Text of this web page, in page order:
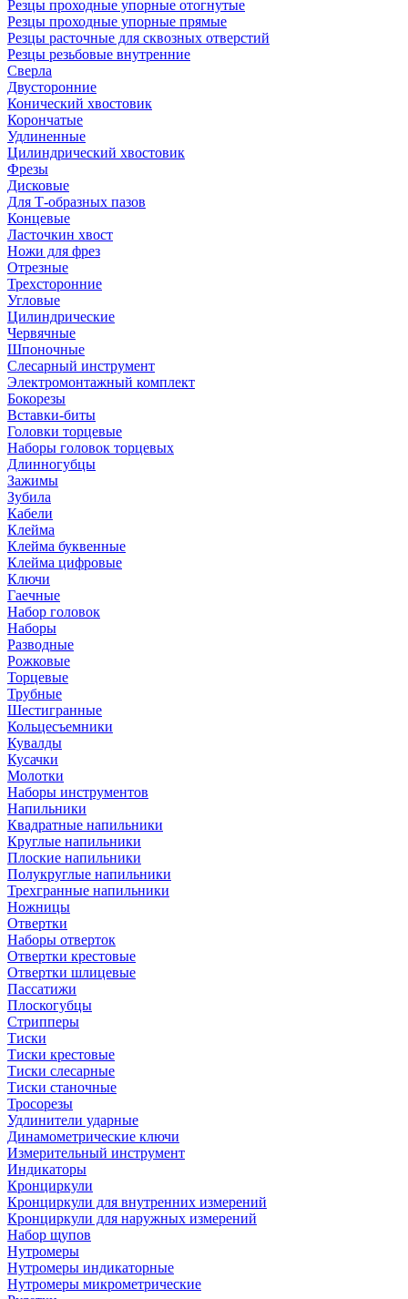
Резцы проходные упорные отогнутые
Резцы проходные упорные прямые
Резцы расточные для сквозных отверстий
Резцы резьбовые внутренние
Сверла
Двусторонние
Конический хвостовик
Корончатые
Удлиненные
Цилиндрический хвостовик
Фрезы
Дисковые
Для Т-образных пазов
Концевые
Ласточкин хвост
Ножи для фрез
Отрезные
Трехсторонние
Угловые
Цилиндрические
Червячные
Шпоночные
Слесарный инструмент
Электромонтажный комплект
Бокорезы
Вставки-биты
Головки торцевые
Наборы головок торцевых
Длинногубцы
Зажимы
Зубила
Кабели
Клейма
Клейма буквенные
Клейма цифровые
Ключи
Гаечные
Набор головок
Наборы
Разводные
Рожковые
Торцевые
Трубные
Шестигранные
Кольцесъемники
Кувалды
Кусачки
Молотки
Наборы инструментов
Напильники
Квадратные напильники
Круглые напильники
Плоские напильники
Полукруглые напильники
Трехгранные напильники
Ножницы
Отвертки
Наборы отверток
Отвертки крестовые
Отвертки шлицевые
Пассатижи
Плоскогубцы
Стрипперы
Тиски
Тиски крестовые
Тиски слесарные
Тиски станочные
Тросорезы
Удлинители ударные
Динамометрические ключи
Измерительный инструмент
Индикаторы
Кронциркули
Кронциркули для внутренних измерений
Кронциркули для наружных измерений
Набор щупов
Нутромеры
Нутромеры индикаторные
Нутромеры микрометрические